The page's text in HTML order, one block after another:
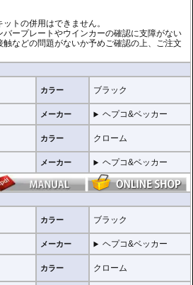
トの併用はできません。
ープレートやウインカーの確認に支障がない
などの問題がないか予めご確認の上、ご注文
カラー ブラック
メーカー ヘプコ&ベッカー
カラー クローム
メーカー ヘプコ&ベッカー
カラー ブラック
メーカー ヘプコ&ベッカー
カラー クローム